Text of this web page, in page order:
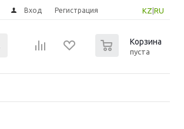
KZ RU
Вход Регистрация
Корзина
пуста